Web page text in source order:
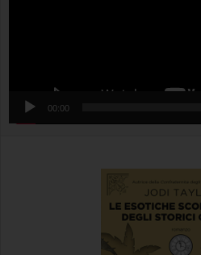
00:00